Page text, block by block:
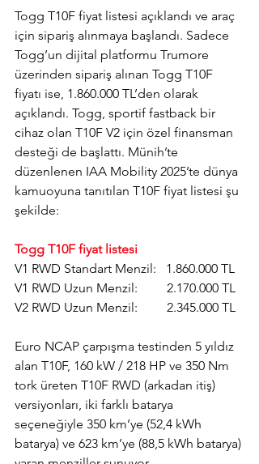
Togg T10F fiyat listesi açıklandı ve araç
için sipariş alınmaya başlandı. Sadece
Togg’un dijital platformu Trumore
üzerinden sipariş alınan Togg T10F
fiyatı ise, 1.860.000 TL’den olarak
açıklandı. Togg, sportif fastback bir
cihaz olan T10F V2 için özel finansman
desteği de başlattı. Münih’te
düzenlenen IAA Mobility 2025’te dünya
kamuoyuna tanıtılan T10F fiyat listesi şu
şekilde:
Togg T10F fiyat listesi
V1 RWD Standart Menzil:   1.860.000 TL
V1 RWD Uzun Menzil:         2.170.000 TL
V2 RWD Uzun Menzil:         2.345.000 TL
Euro NCAP çarpışma testinden 5 yıldız
alan T10F, 160 kW / 218 HP ve 350 Nm
tork üreten T10F RWD (arkadan itiş)
versiyonları, iki farklı batarya
seçeneğiyle 350 km’ye (52,4 kWh
batarya) ve 623 km’ye (88,5 kWh batarya)